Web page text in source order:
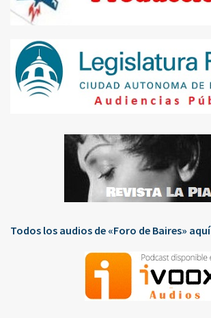
Todos los audios de «Foro de Baires» aquí